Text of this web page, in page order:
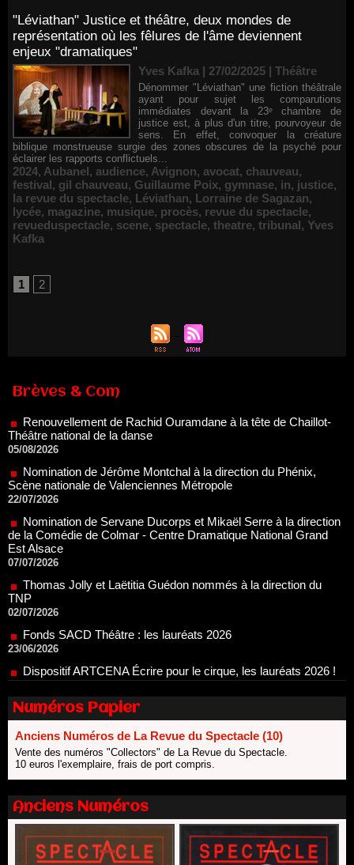
"Léviathan" Justice et théâtre, deux mondes de
représentation où les fêlures de l'âme deviennent
enjeux "dramatiques"
Yves Kafka | 27/02/2025 | Théâtre
Dénommer "Léviathan" une fiction théâtrale
ayant pour sujet les comparutions
immédiates devant la 23ᵉ chambre de
justice est, à plus d'un titre, pourvoyeur de
sens. En effet, convoquer la créature
biblique monstrueuse surgie des zones obscures de la psyché pour
éclairer les rapports conflictuels...
2024, Aubanel, audience, Avignon, avocat, chauveau,
festival, gil chauveau, Guillaume Poix, gymnase, in, justice,
la revue du spectacle, Léviathan, Lorraine de Sagazan,
lycée, magazine, musique, procès, revue du spectacle,
revueduspectacle, scene, spectacle, theatre, tribunal, Yves
Kafka
1 2
Brèves & Com
Théâtre national de la danse
05/08/2026
Nomination de Jérôme Montchal à la direction du Phénix,
Scène nationale de Valenciennes Métropole
22/07/2026
Nomination de Servane Ducorps et Mikaël Serre à la direction
de la Comédie de Colmar - Centre Dramatique National Grand
Est Alsace
Thomas Jolly et Laëtitia Guédon nommés à la direction du
TNP
02/07/2026
Fonds SACD Théâtre : les lauréats 2026
23/06/2026
Dispositif ARTCENA Écrire pour le cirque, les lauréats 2026 !
20/06/2026
Le palmarès des prix SACD 2026
18/06/2026
SACD
13/06/2026
Nomination de Nathalie Garraud et Olivier Saccomano à la
direction du Théâtre de Gennevilliers - CDN
13/06/2026
Dispositif SACD Auteurs d'espaces : les lauréats 2026
18/03/2026
Numéros Papier
Anciens Numéros de La Revue du Spectacle (10)
Vente des numéros "Collectors" de La Revue du Spectacle.
10 euros l'exemplaire, frais de port compris.
Anciens Numéros